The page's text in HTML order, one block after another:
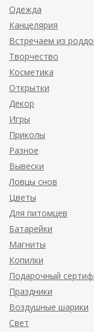
Одежда
Канцелярия
Встречаем из
Творчество
Косметика
Открытки
Декор
Игры
Приколы
Разное
Вывески
Ловцы снов
Цветы
Для питомцев
Батарейки
Магниты
Копилки
Подарочный
Праздники
Воздушные шарики
Свет